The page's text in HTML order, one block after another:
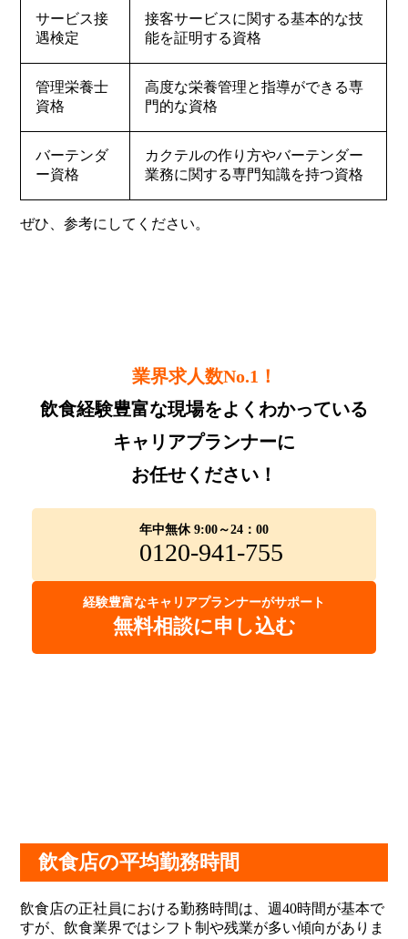
サービス接
遇検定
接客サービスに関する基本的な技
能を証明する資格
管理栄養士
資格
高度な栄養管理と指導ができる専
門的な資格
バーテンダ
ー資格
カクテルの作り方やバーテンダー
業務に関する専門知識を持つ資格
ぜひ、参考にしてください。
業界求人数No.1！
飲食経験豊富な現場をよくわかっている
キャリアプランナーに
お任せください！
年中無休 9:00～24：00
0120-941-755
経験豊富なキャリアプランナーがサポート
無料相談に申し込む
飲食店の平均勤務時間
飲食店の正社員における勤務時間は、週40時間が基本で
すが、飲食業界ではシフト制や残業が多い傾向がありま